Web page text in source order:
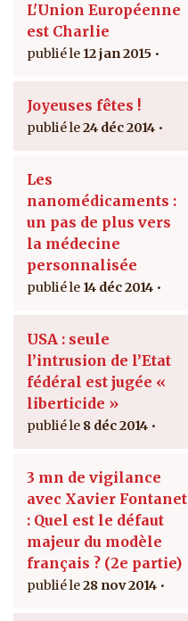
L'Union Européenne
est Charlie
12 jan 2015
Joyeuses fêtes !
24 déc 2014
Les
nanomédicaments :
un pas de plus vers
la médecine
personnalisée
14 déc 2014
USA : seule
l’intrusion de l’Etat
fédéral est jugée «
liberticide »
8 déc 2014
3 mn de vigilance
avec Xavier Fontanet
: Quel est le défaut
majeur du modèle
français ? (2e partie)
28 nov 2014